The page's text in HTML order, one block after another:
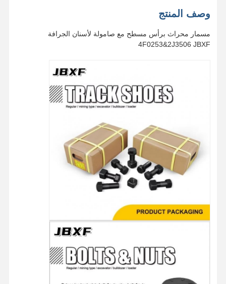
المنزل منتجات فيديوهات
معلومات عنا
جولة في
المصنع
القضايا مدونة
وصف المنتج
مسمار محراث برأس مسطح مع صامولة لأسنان الجرافة
4F0253&2J3506 JBXF